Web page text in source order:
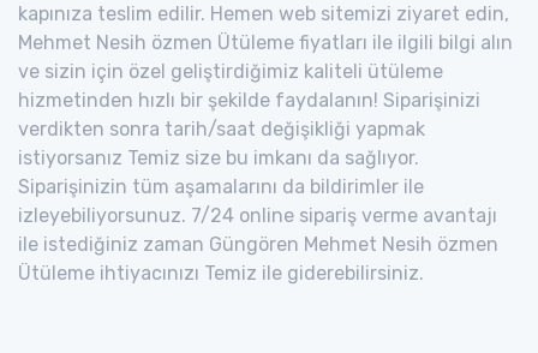
kapınıza teslim edilir. Hemen web sitemizi ziyaret edin,
Mehmet Nesih özmen Ütüleme fiyatları ile ilgili bilgi alın
ve sizin için özel geliştirdiğimiz kaliteli ütüleme
hizmetinden hızlı bir şekilde faydalanın! Siparişinizi
verdikten sonra tarih/saat değişikliği yapmak
istiyorsanız Temiz size bu imkanı da sağlıyor.
Siparişinizin tüm aşamalarını da bildirimler ile
izleyebiliyorsunuz. 7/24 online sipariş verme avantajı
ile istediğiniz zaman Güngören Mehmet Nesih özmen
Ütüleme ihtiyacınızı Temiz ile giderebilirsiniz.